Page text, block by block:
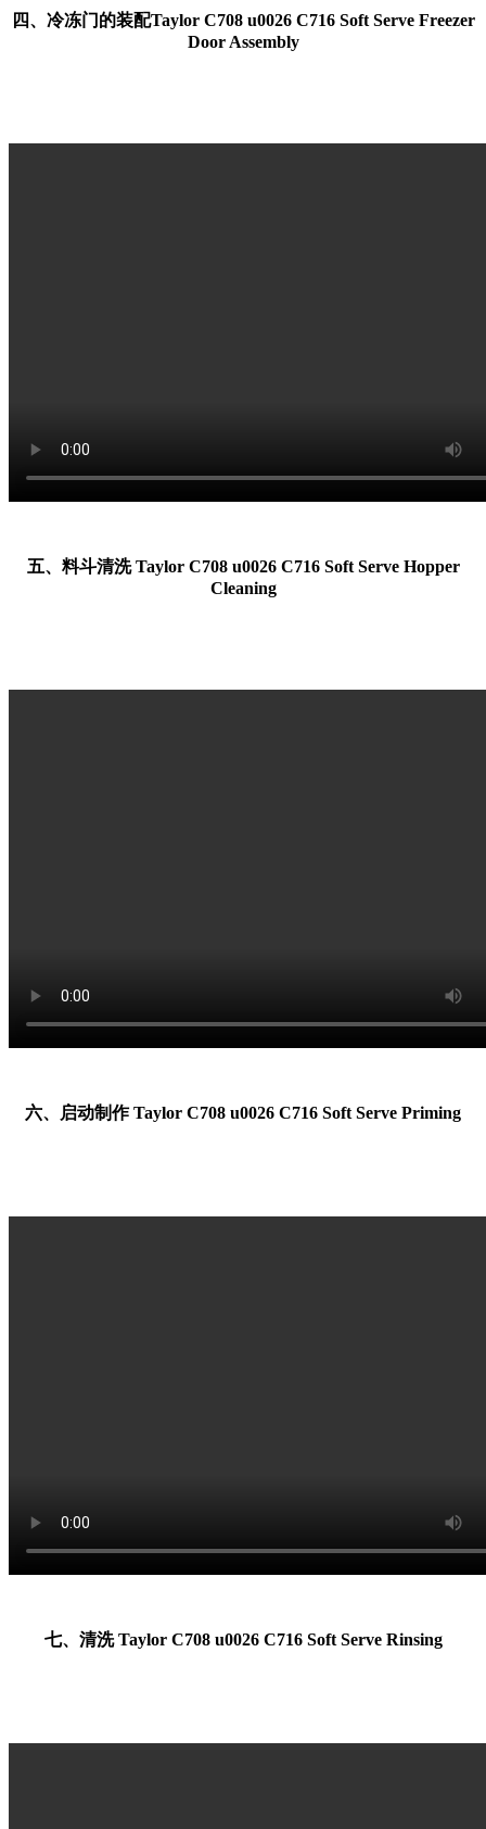
四、冷冻门的装配Taylor C708 u0026 C716 Soft Serve Freezer
Door Assembly
五、料斗清洗 Taylor C708 u0026 C716 Soft Serve Hopper
Cleaning
六、启动制作 Taylor C708 u0026 C716 Soft Serve Priming
七、清洗 Taylor C708 u0026 C716 Soft Serve Rinsing